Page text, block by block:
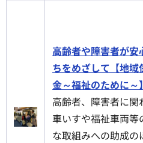
高齢者や障害者が安
ちをめざして【地
金～福祉のために～】
高齢者、障害者に関
車いすや福祉車両等
な取組みへの助成の